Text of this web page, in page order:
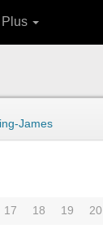
Plus
James
17 18 19 20